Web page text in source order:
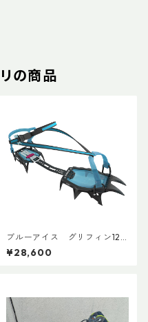
の商品
ブルーアイス グリフィン12
ユニバーサル
¥28,600